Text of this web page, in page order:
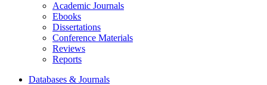
Academic Journals
Ebooks
Dissertations
Conference Materials
Reviews
Reports
Databases & Journals